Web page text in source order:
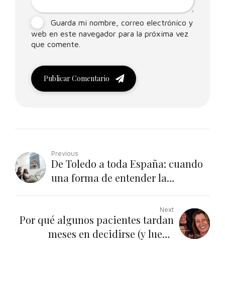
Guarda mi nombre, correo electrónico y
web en este navegador para la próxima vez
que comente.
Publicar Comentario
Previous
De Toledo a toda España: cuando
una forma de entender la
Next
Por qué algunos pacientes tardan
meses en decidirse (y luego